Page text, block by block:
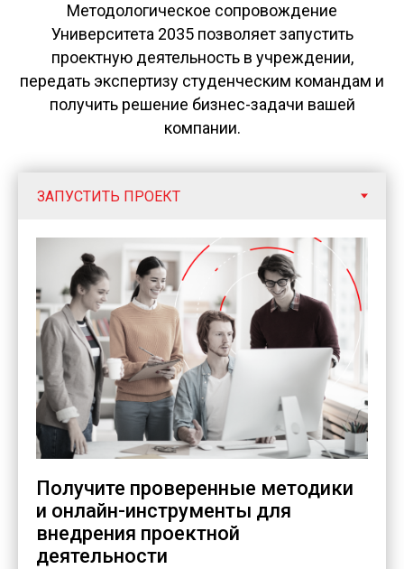
Методологическое сопровождение
Университета 2035 позволяет запустить
проектную деятельность в учреждении,
передать экспертизу студенческим командам и
получить решение бизнес-задачи вашей
компании.
Получите проверенные методики
и онлайн-инструменты для
внедрения проектной
деятельности